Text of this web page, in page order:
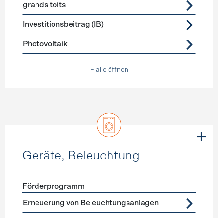
grands toits
Investitionsbeitrag (IB)
Photovoltaik
+ alle öffnen
Geräte, Beleuchtung
Förderprogramme Geräte, Beleuchtung
Förderprogramm
Erneuerung von Beleuchtungsanlagen